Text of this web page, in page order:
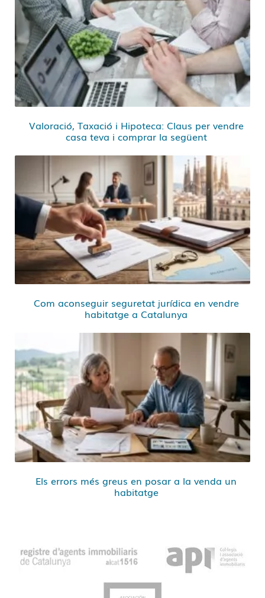
Valoració, Taxació i Hipoteca: Claus per vendre
casa teva i comprar la següent
Com aconseguir seguretat jurídica en vendre
habitatge a Catalunya
Els errors més greus en posar a la venda un
habitatge